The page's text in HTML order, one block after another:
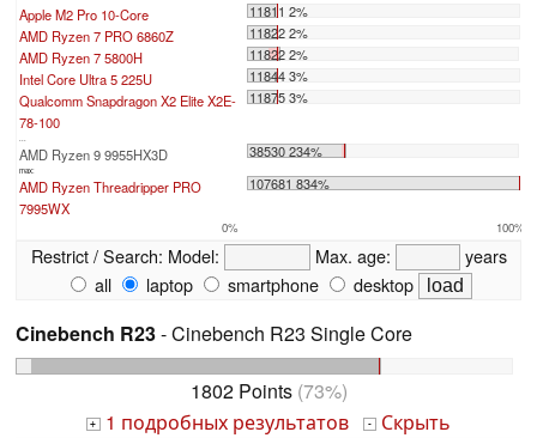
Apple M2 Pro 10-Core
11811 2%
AMD Ryzen 7 PRO 6860Z
11822 2%
AMD Ryzen 7 5800H
11822 2%
Intel Core Ultra 5 225U
11844 3%
Qualcomm Snapdragon X2 Elite X2E-
78-100
11875 3%
AMD Ryzen 9 9955HX3D 38530 234%
max:
AMD Ryzen Threadripper PRO
7995WX
107681 834%
0% 100%
Restrict / Search: Model: Max. age:
years
all
laptop smartphone desktop
Cinebench R23- Cinebench R23 Single Core
1802 Points(73%)
+ 1 подробных результатов - Скрыть